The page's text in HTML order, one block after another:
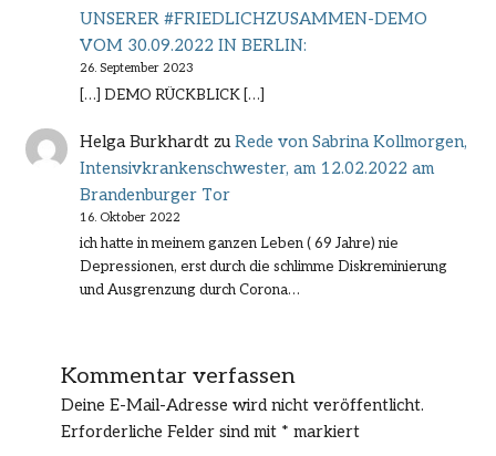
UNSERER #FRIEDLICHZUSAMMEN-DEMO
VOM 30.09.2022 IN BERLIN:
26. September 2023
[…] DEMO RÜCKBLICK […]
Helga Burkhardtzu Rede von Sabrina Kollmorgen,
Intensivkrankenschwester, am 12.02.2022 am
Brandenburger Tor
16. Oktober 2022
ich hatte in meinem ganzen Leben ( 69 Jahre) nie
Depressionen, erst durch die schlimme Diskreminierung
und Ausgrenzung durch Corona…
Kommentar verfassen
Deine E-Mail-Adresse wird nicht veröffentlicht.
Erforderliche Felder sind mit * markiert